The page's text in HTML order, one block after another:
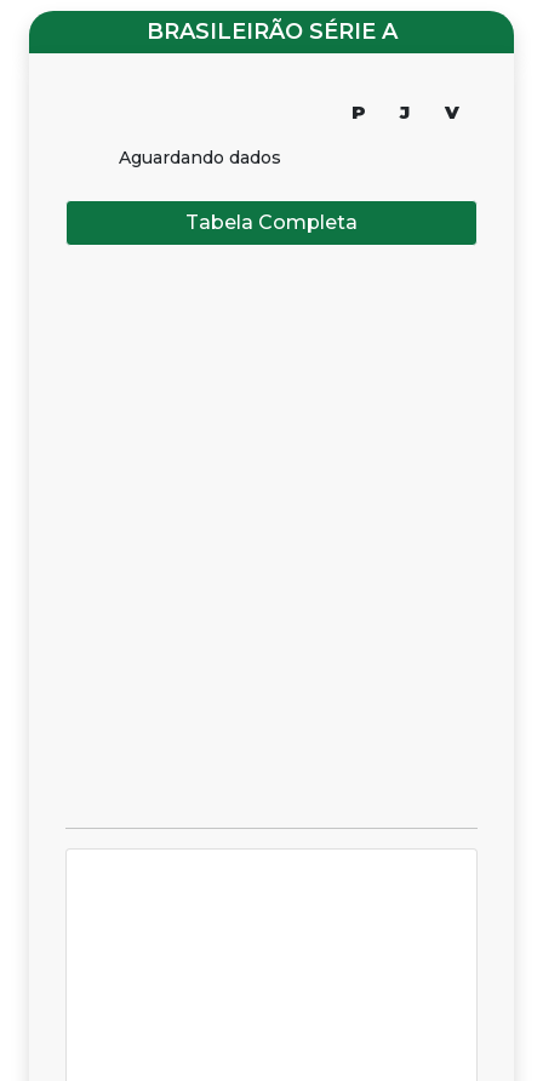
BRASILEIRÃO SÉRIE A
P J V
Aguardando dados
Tabela Completa